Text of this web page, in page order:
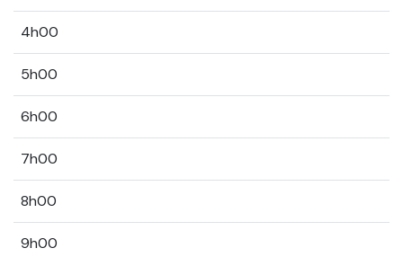
4h00
5h00
6h00
7h00
8h00
9h00